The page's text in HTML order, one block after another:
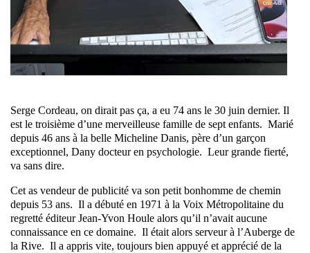
Serge Cordeau, on dirait pas ça, a eu 74 ans le 30 juin dernier. Il
est le troisième d’une merveilleuse famille de sept enfants. Marié
depuis 46 ans à la belle Micheline Danis, père d’un garçon
exceptionnel, Dany docteur en psychologie. Leur grande fierté,
va sans dire.
Cet as vendeur de publicité va son petit bonhomme de chemin
depuis 53 ans. Il a débuté en 1971 à la Voix Métropolitaine du
regretté éditeur Jean-Yvon Houle alors qu’il n’avait aucune
connaissance en ce domaine. Il était alors serveur à l’Auberge de
la Rive. Il a appris vite, toujours bien appuyé et apprécié de la